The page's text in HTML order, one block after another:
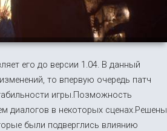
его до версии 1.04. В данный
то впервую очередь патч
игры.Позможность
диалогов в некоторых сценах.Решены
были подверглись влиянию